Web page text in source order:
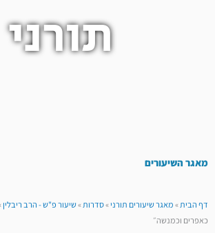
תורני
מאגר השיעורים
דף הבית»מאגר שיעורים תורני»סדרות»שיעור פ"ש - הרב ריבלין
כאפרים וכמנשה״